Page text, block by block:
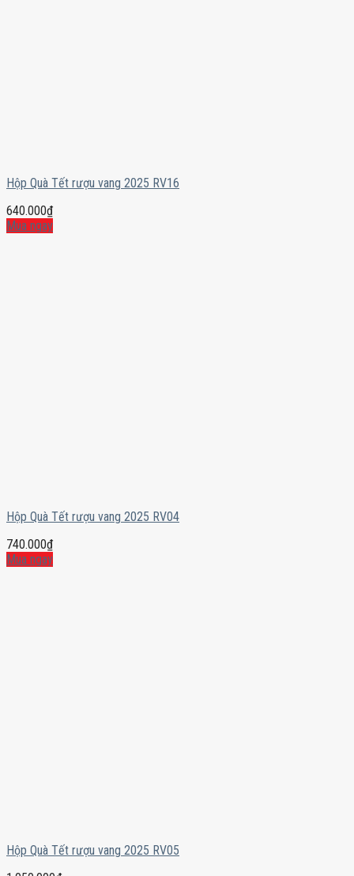
Hộp Quà Tết rượu vang 2025 RV16
640.000₫
Mua ngay
Hộp Quà Tết rượu vang 2025 RV04
740.000₫
Mua ngay
Hộp Quà Tết rượu vang 2025 RV05